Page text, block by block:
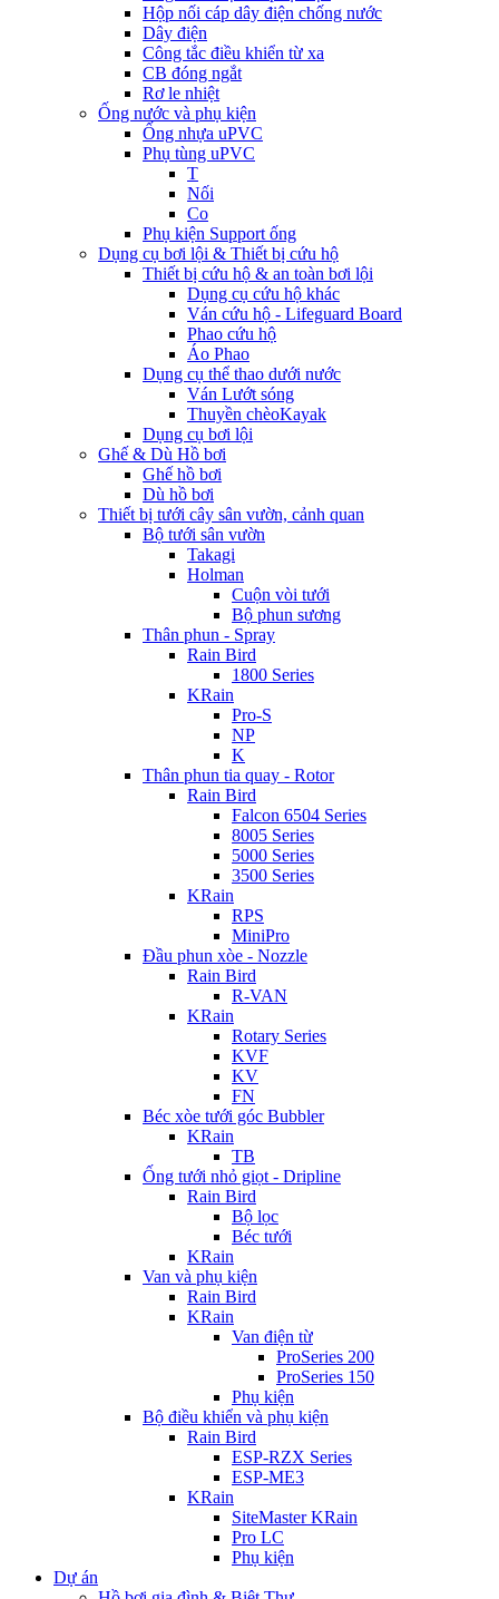
Hộp nối cáp dây điện chống nước
Dây điện
Công tắc điều khiển từ xa
CB đóng ngắt
Rơ le nhiệt
Ống nước và phụ kiện
Ống nhựa uPVC
Phụ tùng uPVC
T
Nối
Co
Phụ kiện Support ống
Dụng cụ bơi lội & Thiết bị cứu hộ
Thiết bị cứu hộ & an toàn bơi lội
Dụng cụ cứu hộ khác
Ván cứu hộ - Lifeguard Board
Phao cứu hộ
Áo Phao
Dụng cụ thể thao dưới nước
Ván Lướt sóng
Thuyền chèoKayak
Dụng cụ bơi lội
Ghế & Dù Hồ bơi
Ghế hồ bơi
Dù hồ bơi
Thiết bị tưới cây sân vườn, cảnh quan
Bộ tưới sân vườn
Takagi
Holman
Cuộn vòi tưới
Bộ phun sương
Thân phun - Spray
Rain Bird
1800 Series
KRain
Pro-S
NP
K
Thân phun tia quay - Rotor
Rain Bird
Falcon 6504 Series
8005 Series
5000 Series
3500 Series
KRain
RPS
MiniPro
Đầu phun xòe - Nozzle
Rain Bird
R-VAN
KRain
Rotary Series
KVF
KV
FN
Béc xòe tưới góc Bubbler
KRain
TB
Ống tưới nhỏ giọt - Dripline
Rain Bird
Bộ lọc
Béc tưới
KRain
Van và phụ kiện
Rain Bird
KRain
Van điện từ
ProSeries 200
ProSeries 150
Phụ kiện
Bộ điều khiển và phụ kiện
Rain Bird
ESP-RZX Series
ESP-ME3
KRain
SiteMaster KRain
Pro LC
Phụ kiện
Dự án